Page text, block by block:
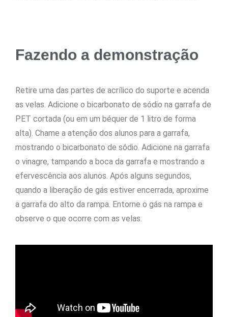
Fazendo a demonstração
Retire uma das partes de acrílico do suporte e acenda
as velas. Adicione o bicarbonato de sódio na garrafa de
PET cortada (ou em um béquer de 1 litro de forma
alta). Chame a atenção dos alunos para a garrafa,
mostrando o bicarbonato de sódio. Adicione na garrafa
o vinagre, tampando a boca da garrafa e mostrando a
efervescência aos alunos. Após alguns segundos,
quando a liberação de gás estiver encerrada, aproxime
a garrafa do alto da rampa. Entorne o gás na rampa e
observe o que ocorre com as velas.